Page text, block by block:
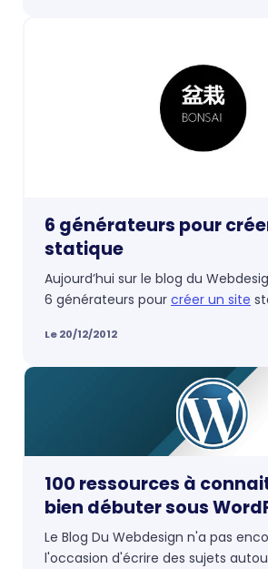
6 générateurs pour
statique
Le 20/12/2012
Aujourd’hui sur le blog du
6 générateurs pour créer un site
100 ressources à
bien débuter sous
Le Blog Du Webdesign n'a pas
l'occasion d'écrire des sujets